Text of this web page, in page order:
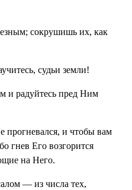
сокрушишь их, как
судьи земли!
и радуйтесь пред Ним
и чтобы вам
гнев Его возгорится
на Него.
— из числа тех,